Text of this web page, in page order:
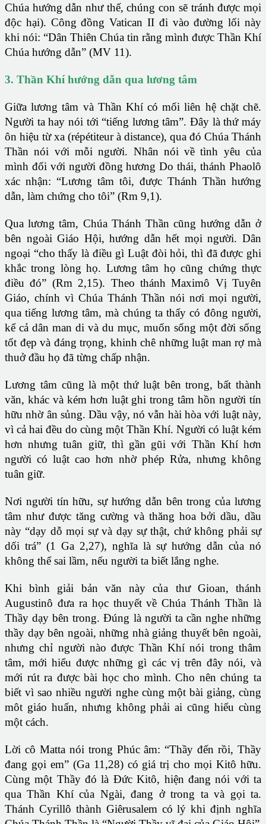
Chúa hướng dẫn như thế, chúng con sẽ tránh được mọi
độc hại). Công đồng Vatican II đi vào đường lối này
khi nói: “Dân Thiên Chúa tin rằng mình được Thần Khí
Chúa hướng dẫn” (MV 11).
3. Thần Khí hướng dẫn qua lương tâm
Giữa lương tâm và Thần Khí có mối liên hệ chặt chẽ.
Người ta hay nói tới “tiếng lương tâm”. Đây là thứ máy
ôn hiệu từ xa (répétiteur à distance), qua đó Chúa Thánh
Thần nói với mỗi người. Nhân nói về tình yêu của
mình đối với người đồng hương Do thái, thánh Phaolô
xác nhận: “Lương tâm tôi, được Thánh Thần hướng
dẫn, làm chứng cho tôi” (Rm 9,1).
Qua lương tâm, Chúa Thánh Thần cũng hướng dẫn ở
bên ngoài Giáo Hội, hướng dẫn hết mọi người. Dân
ngoại “cho thấy là điều gì Luật đòi hỏi, thì đã được ghi
khắc trong lòng họ. Lương tâm họ cũng chứng thực
điều đó” (Rm 2,15). Theo thánh Maximô Vị Tuyên
Giáo, chính vì Chúa Thánh Thần nói nơi mọi người,
qua tiếng lương tâm, mà chúng ta thấy có đông người,
kể cả dân man di và du mục, muốn sống một đời sống
tốt đẹp và đáng trọng, khinh chê những luật man rợ mà
thuở đầu họ đã từng chấp nhận.
Lương tâm cũng là một thứ luật bên trong, bất thành
văn, khác và kém hơn luật ghi trong tâm hồn người tín
hữu nhờ ân sủng. Dầu vậy, nó vẫn hài hòa với luật này,
vì cả hai đều do cùng một Thần Khí. Người có luật kém
hơn nhưng tuân giữ, thì gần gũi với Thần Khí hơn
người có luật cao hơn nhờ phép Rửa, nhưng không
tuân giữ.
Nơi người tín hữu, sự hướng dẫn bên trong của lương
tâm như được tăng cường và thăng hoa bởi dầu, dầu
này “dạy dỗ mọi sự và dạy sự thật, chứ không phải sự
dối trá” (1 Ga 2,27), nghĩa là sự hướng dẫn của nó
không thể sai lầm, nếu người ta biết lắng nghe.
Khi bình giải bản văn này của thư Gioan, thánh
Augustinô đưa ra học thuyết về Chúa Thánh Thần là
Thầy dạy bên trong. Đúng là người ta cần nghe những
thầy dạy bên ngoài, những nhà giảng thuyết bên ngoài,
nhưng chỉ người nào được Thần Khí nói trong thâm
tâm, mới hiểu được những gì các vị trên đây nói, và
mới rút ra được bài học cho mình. Cho nên chúng ta
biết vì sao nhiều người nghe cùng một bài giảng, cùng
môt giáo huấn, nhưng không phải ai cũng hiểu cùng
một cách.
Lời cô Matta nói trong Phúc âm: “Thầy đến rồi, Thầy
đang gọi em” (Ga 11,28) có giá trị cho mọi Kitô hữu.
Cùng một Thầy đó là Đức Kitô, hiện đang nói với ta
qua Thần Khí của Ngài, đang ở trong ta và gọi ta.
Thánh Cyrillô thành Giêrusalem có lý khi định nghĩa